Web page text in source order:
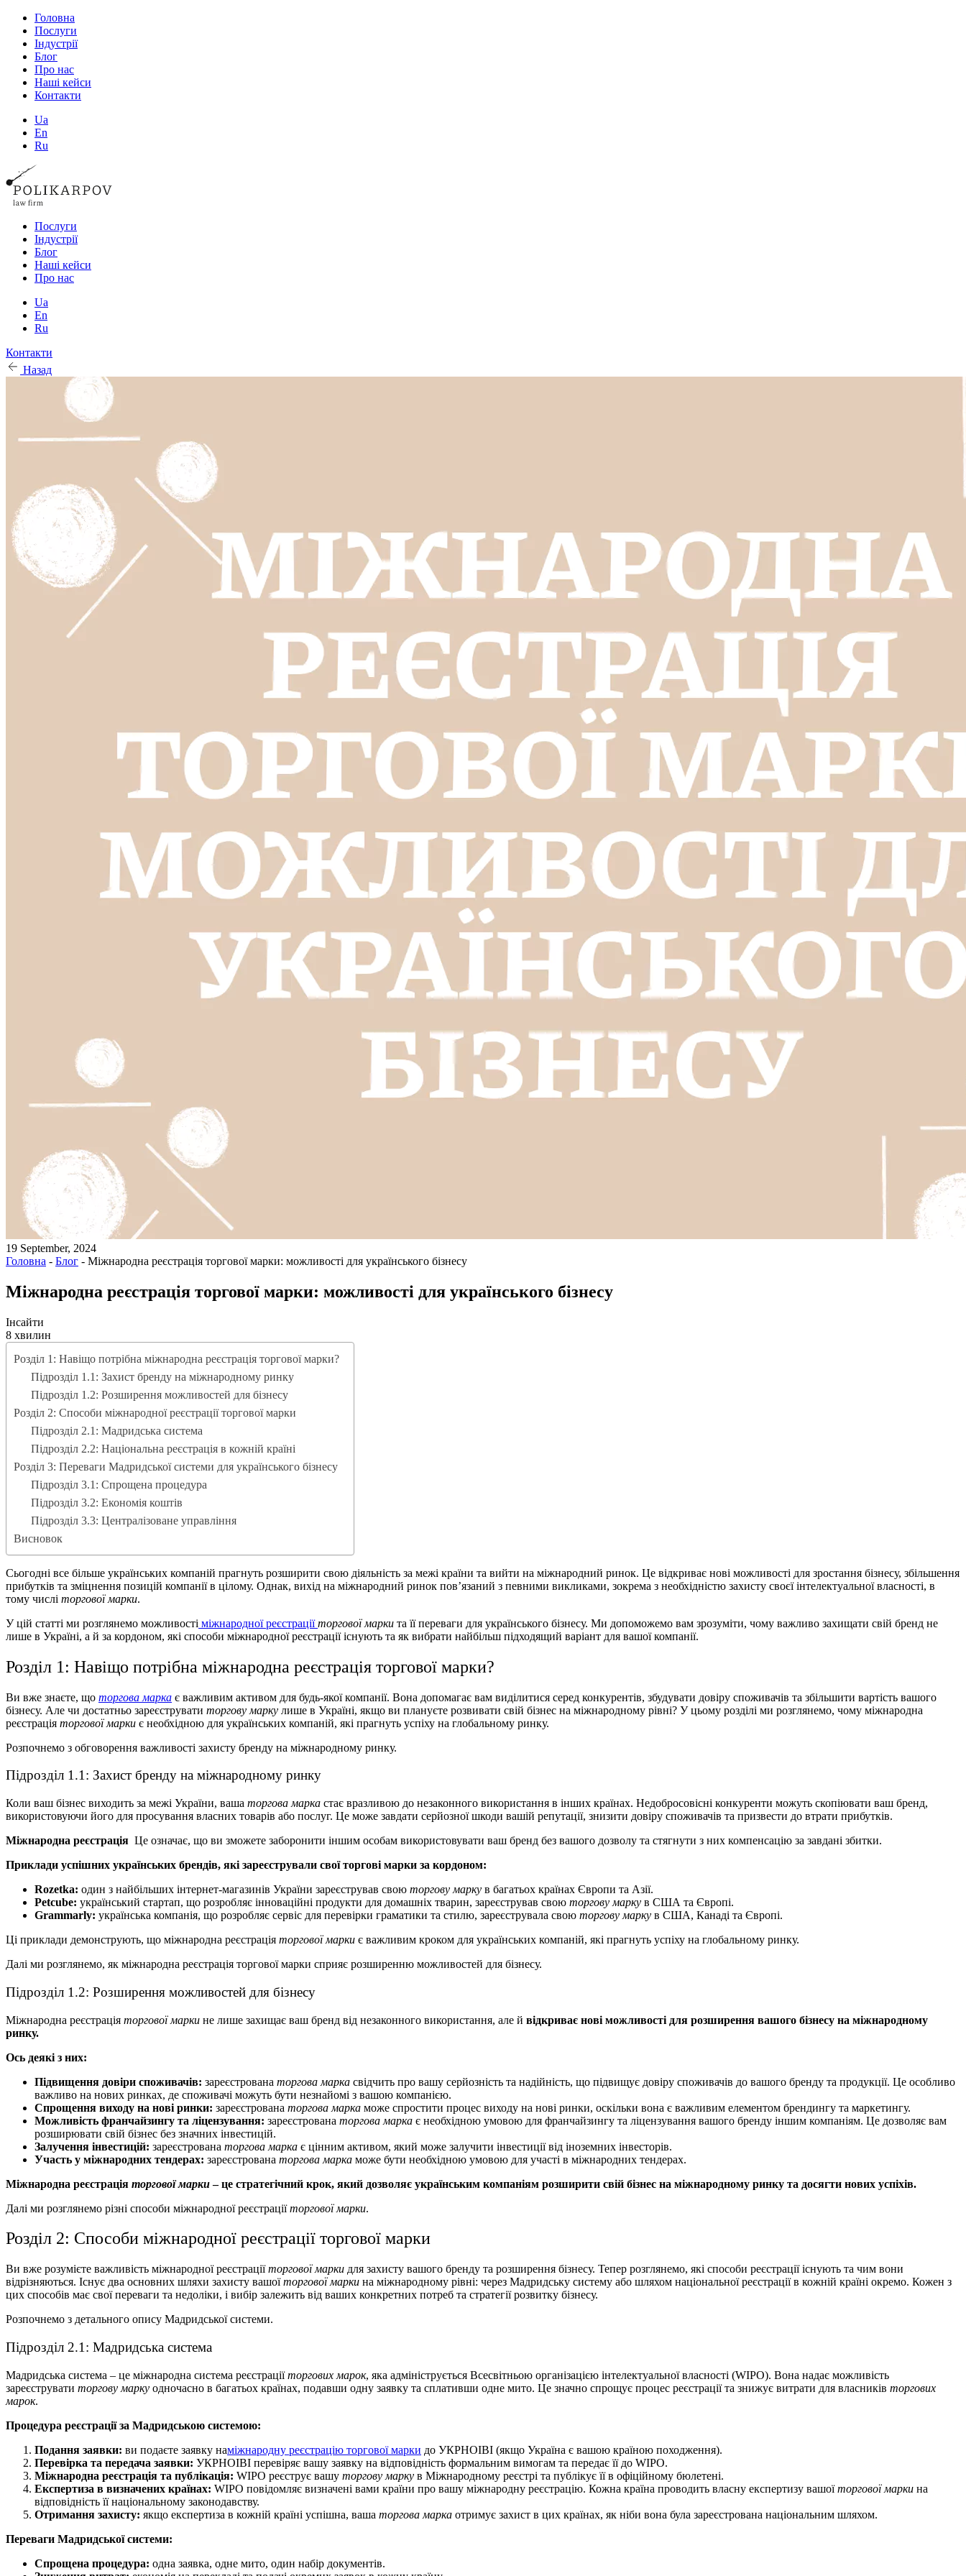
Головна
Послуги
Індустрії
Блог
Про нас
Наші кейси
Контакти
Ua
En
Ru
Послуги
Індустрії
Блог
Наші кейси
Про нас
Ua
En
Ru
Контакти
Назад
19 September, 2024
Головна - Блог - Міжнародна реєстрація торгової марки: можливості для українського бізнесу
Міжнародна реєстрація торгової марки: можливості для українського бізнесу
Інсайти
8 хвилин
Розділ 1: Навіщо потрібна міжнародна реєстрація торгової марки?
Підрозділ 1.1: Захист бренду на міжнародному ринку
Підрозділ 1.2: Розширення можливостей для бізнесу
Розділ 2: Способи міжнародної реєстрації торгової марки
Підрозділ 2.1: Мадридська система
Підрозділ 2.2: Національна реєстрація в кожній країні
Розділ 3: Переваги Мадридської системи для українського бізнесу
Підрозділ 3.1: Спрощена процедура
Підрозділ 3.2: Економія коштів
Підрозділ 3.3: Централізоване управління
Висновок
Сьогодні все більше українських компаній прагнуть розширити свою діяльність за межі країни та вийти на міжнародний ринок. Це відкриває нові можливості для зростання бізнесу, збільшення
прибутків та зміцнення позицій компанії в цілому. Однак, вихід на міжнародний ринок пов’язаний з певними викликами, зокрема з необхідністю захисту своєї інтелектуальної власності, в
тому числі торгової марки.
У цій статті ми розглянемо можливості міжнародної реєстраціїторгової марки та її переваги для українського бізнесу. Ми допоможемо вам зрозуміти, чому важливо захищати свій бренд не
лише в Україні, а й за кордоном, які способи міжнародної реєстрації існують та як вибрати найбільш підходящий варіант для вашої компанії.
Розділ 1: Навіщо потрібна міжнародна реєстрація торгової марки?
Ви вже знаєте, що торгова марка є важливим активом для будь-якої компанії. Вона допомагає вам виділитися серед конкурентів, збудувати довіру споживачів та збільшити вартість вашого
бізнесу. Але чи достатньо зареєструвати торгову марку лише в Україні, якщо ви плануєте розвивати свій бізнес на міжнародному рівні? У цьому розділі ми розглянемо, чому міжнародна
реєстрація торгової марки є необхідною для українських компаній, які прагнуть успіху на глобальному ринку.
Розпочнемо з обговорення важливості захисту бренду на міжнародному ринку.
Підрозділ 1.1: Захист бренду на міжнародному ринку
Коли ваш бізнес виходить за межі України, ваша торгова марка стає вразливою до незаконного використання в інших країнах. Недобросовісні конкуренти можуть скопіювати ваш бренд,
використовуючи його для просування власних товарів або послуг. Це може завдати серйозної шкоди вашій репутації, знизити довіру споживачів та призвести до втрати прибутків.
Міжнародна реєстрація Це означає, що ви зможете заборонити іншим особам використовувати ваш бренд без вашого дозволу та стягнути з них компенсацію за завдані збитки.
Приклади успішних українських брендів, які зареєстрували свої торгові марки за кордоном:
Rozetka: один з найбільших інтернет-магазинів України зареєстрував свою торгову марку в багатьох країнах Європи та Азії.
Petcube: український стартап, що розробляє інноваційні продукти для домашніх тварин, зареєстрував свою торгову марку в США та Європі.
Grammarly: українська компанія, що розробляє сервіс для перевірки граматики та стилю, зареєструвала свою торгову марку в США, Канаді та Європі.
Ці приклади демонструють, що міжнародна реєстрація торгової марки є важливим кроком для українських компаній, які прагнуть успіху на глобальному ринку.
Далі ми розглянемо, як міжнародна реєстрація торгової марки сприяє розширенню можливостей для бізнесу.
Підрозділ 1.2: Розширення можливостей для бізнесу
Міжнародна реєстрація торгової марки не лише захищає ваш бренд від незаконного використання, але й відкриває нові можливості для розширення вашого бізнесу на міжнародному
ринку.
Ось деякі з них:
Підвищення довіри споживачів: зареєстрована торгова марка свідчить про вашу серйозність та надійність, що підвищує довіру споживачів до вашого бренду та продукції. Це особливо
важливо на нових ринках, де споживачі можуть бути незнайомі з вашою компанією.
Спрощення виходу на нові ринки: зареєстрована торгова марка може спростити процес виходу на нові ринки, оскільки вона є важливим елементом брендингу та маркетингу.
Можливість франчайзингу та ліцензування: зареєстрована торгова марка є необхідною умовою для франчайзингу та ліцензування вашого бренду іншим компаніям. Це дозволяє вам
розширювати свій бізнес без значних інвестицій.
Залучення інвестицій: зареєстрована торгова марка є цінним активом, який може залучити інвестиції від іноземних інвесторів.
Участь у міжнародних тендерах: зареєстрована торгова марка може бути необхідною умовою для участі в міжнародних тендерах.
Міжнародна реєстрація торгової марки– це стратегічний крок, який дозволяє українським компаніям розширити свій бізнес на міжнародному ринку та досягти нових успіхів.
Далі ми розглянемо різні способи міжнародної реєстраціїторгової марки.
Розділ 2: Способи міжнародної реєстрації торгової марки
Ви вже розумієте важливість міжнародної реєстраціїторгової марки для захисту вашого бренду та розширення бізнесу. Тепер розглянемо, які способи реєстрації існують та чим вони
відрізняються. Існує два основних шляхи захисту вашоїторгової марки на міжнародному рівні: через Мадридську систему або шляхом національної реєстрації в кожній країні окремо. Кожен з
цих способів має свої переваги та недоліки, і вибір залежить від ваших конкретних потреб та стратегії розвитку бізнесу.
Розпочнемо з детального опису Мадридської системи.
Підрозділ 2.1: Мадридська система
Мадридська система – це міжнародна система реєстраціїторгових марок, яка адмініструється Всесвітньою організацією інтелектуальної власності (WIPO). Вона надає можливість
зареєструвати торгову марку одночасно в багатьох країнах, подавши одну заявку та сплативши одне мито. Це значно спрощує процес реєстрації та знижує витрати для власників торгових
марок.
Процедура реєстрації за Мадридською системою:
Подання заявки: ви подаєте заявку наміжнародну реєстрацію торгової марки до УКРНОІВІ (якщо Україна є вашою країною походження).
Перевірка та передача заявки: УКРНОІВІ перевіряє вашу заявку на відповідність формальним вимогам та передає її до WIPO.
Міжнародна реєстрація та публікація: WIPO реєструє вашу торгову марку в Міжнародному реєстрі та публікує її в офіційному бюлетені.
Експертиза в визначених країнах: WIPO повідомляє визначені вами країни про вашу міжнародну реєстрацію. Кожна країна проводить власну експертизу вашоїторгової марки на
відповідність її національному законодавству.
Отримання захисту: якщо експертиза в кожній країні успішна, ваша торгова марка отримує захист в цих країнах, як ніби вона була зареєстрована національним шляхом.
Переваги Мадридської системи:
Спрощена процедура: одна заявка, одне мито, один набір документів.